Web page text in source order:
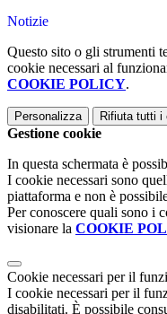
Notizie
Questo sito o gli strumenti
cookie necessari al
COOKIE POLICY.
Personalizza Rifiuta tutti i
Gestione cookie
In questa schermata è
I cookie necessari sono
piattaforma e non è
Per conoscere quali sono i
visionare la COOKIE
Cookie necessari per il
I cookie necessari per il
disabilitati. È possibile